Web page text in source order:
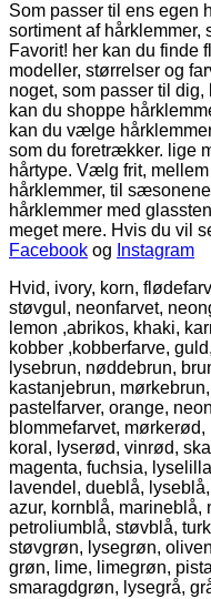
Som passer til ens egen
sortiment af hårklemmer,
Favorit! her kan du finde
modeller, størrelser og
noget, som passer til
kan du shoppe
kan du vælge
som du foretrækker. lige
hårtype. Vælg frit,
hårklemmer, til
hårklemmer med
meget mere. Hvis du vil
Facebook og Instagram
Hvid, ivory, korn,
støvgul, neonfarvet,
lemon ,abrikos, khaki,
kobber ,kobberfarve,
lysebrun, nøddebrun,
kastanjebrun,
pastelfarver, orange,
blommefarvet,
koral, lyserød, vinrød,
magenta, fuchsia,
lavendel, dueblå,
azur, kornblå, marineblå,
petroliumblå, støvblå,
støvgrøn, lysegrøn,
grøn, lime, limegrøn,
smaragdgrøn, lysegrå,